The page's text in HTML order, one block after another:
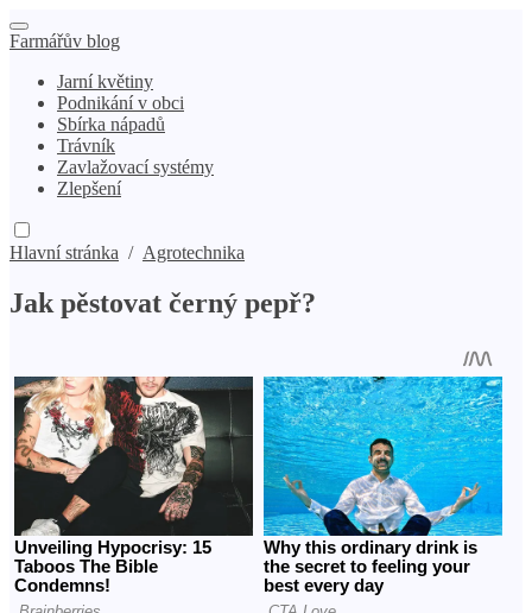
Farmářův blog
Jarní květiny
Podnikání v obci
Sbírka nápadů
Trávník
Zavlažovací systémy
Zlepšení
Hlavní stránka / Agrotechnika
Jak pěstovat černý pepř?